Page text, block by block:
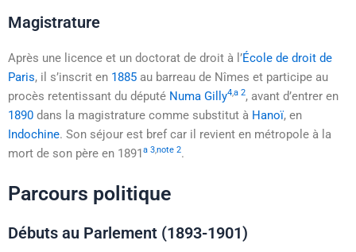
Magistrature
Après une licence et un doctorat de droit à l’École de droit de
Paris, il s’inscrit en 1885 au barreau de Nîmes et participe au
procès retentissant du député Numa Gilly4,a 2, avant d’entrer en
1890 dans la magistrature comme substitut à Hanoï, en
Indochine. Son séjour est bref car il revient en métropole à la
mort de son père en 1891a 3,note 2.
Parcours politique
Débuts au Parlement (1893-1901)